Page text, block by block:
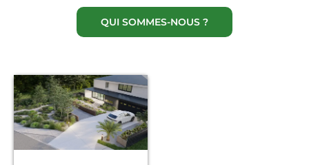
QUI SOMMES-NOUS ?